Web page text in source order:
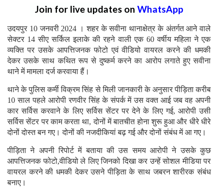
Join for live updates on WhatsApp
उदयपुर 10 जनवरी 2024 । शहर के सवीना थानाक्षेत्र के अंतर्गत आने वाले
सेक्टर 14 सीए सर्किल इलाके की रहने वाली एक 60 वर्षीय महिला ने एक
व्यक्ति पर उसके आपत्तिजनक फोटो एवं वीडियो वायरल करने की धमकी
देकर उसके साथ कथित रूप से दुष्कर्म करने का आरोप लगाते हुए सवीना
थाने में मामला दर्ज करवाया हैं।
थाने के पुलिस कर्मी विक्रम सिंह से मिली जानकारी के अनुसार पीड़िता करीब
10 साल पहले आरोपी रणवीर सिंह के संपर्क में उस वक्त आई जब वह अपनी
कार सर्विस करवाने के लिए सर्विस सेंटर पर देने के लिए गई, आरोपी उसी
सर्विस सेंटर पर काम करता था, दोनों में बातचीत होना शुरू हुआ और धीरे धीरे
दोनों दोस्त बन गए। दोनों की नजदीकियां बढ़ गई और दोनों संबंध में आ गए।
पीड़िता ने अपनी रिपोर्ट में बताया की उस समय आरोपी ने उसके कुछ
आपत्तिजनक फोटो,वीडियो ले लिए जिनको दिखा कर उन्हें सोशल मीडिया पर
वायरल करने की धमकी देकर उसने पीड़िता के साथ जबरन शारीरक संबंध
बनाए।